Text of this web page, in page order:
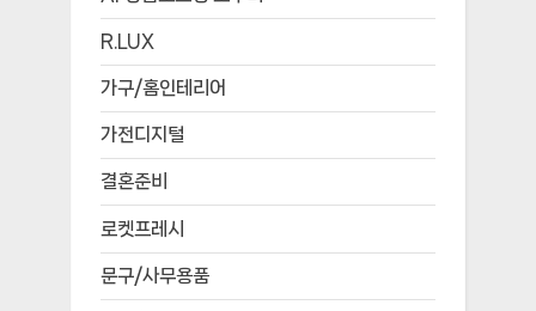
R.LUX
가구/홈인테리어
가전디지털
결혼준비
로켓프레시
문구/사무용품